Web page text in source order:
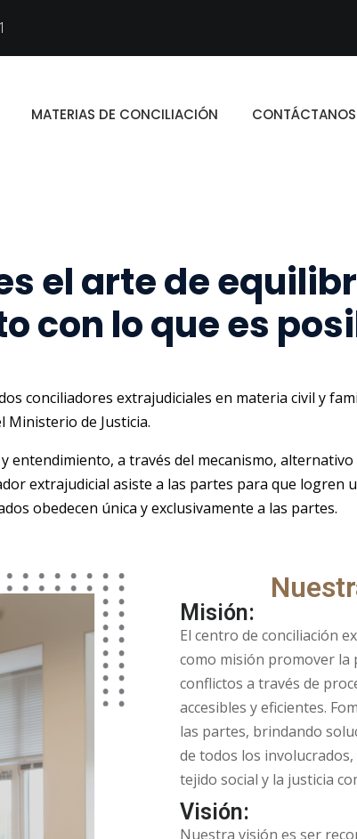
MATERIAS DE CONCILIACIÓN CONTÁCTANOS
el arte de
con lo que es
conciliadores extrajudiciales en materia civil y
Ministerio de Justicia.
entendimiento, a través del mecanismo,
extrajudicial asiste a las partes para que logren
obedecen única y exclusivamente a las partes.
Misión:
El centro de conciliación
como misión promover la
conflictos a través de
accesibles y eficientes.
las partes, brindando
de todos los
tejido social y la justicia
Visión:
Nuestra visión es ser